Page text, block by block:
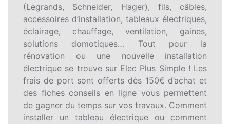
(Legrands, Schneider, Hager), fils, câbles,
accessoires d’installation, tableaux électriques,
éclairage, chauffage, ventilation, gaines,
solutions domotiques… Tout pour la
rénovation ou une nouvelle installation
électrique se trouve sur Elec Plus Simple ! Les
frais de port sont offerts dès 150€ d’achat et
des fiches conseils en ligne vous permettent
de gagner du temps sur vos travaux. Comment
installer un tableau électrique ou comment